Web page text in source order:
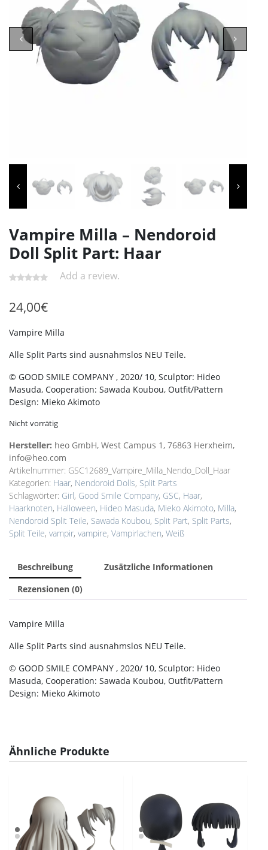
Vampire Milla – Nendoroid
Doll Split Part: Haar
Add a review.
24,00€
Vampire Milla
Alle Split Parts sind ausnahmslos NEU Teile.
© GOOD SMILE COMPANY , 2020/ 10, Sculptor: Hideo
Masuda, Cooperation: Sawada Koubou, Outfit/Pattern
Design: Mieko Akimoto
Nicht vorrätig
Hersteller: heo GmbH, West Campus 1, 76863 Herxheim,
info@heo.com
Artikelnummer: GSC12689_Vampire_Milla_Nendo_Doll_Haar
Kategorien: Haar, Nendoroid Dolls, Split Parts
Schlagwörter: Girl, Good Smile Company, GSC, Haar,
Haarknoten, Halloween, Hideo Masuda, Mieko Akimoto, Milla,
Nendoroid Split Teile, Sawada Koubou, Split Part, Split Parts,
Split Teile, vampir, vampire, Vampirlachen, Weiß
Beschreibung
Zusätzliche Informationen
Rezensionen (0)
Vampire Milla
Alle Split Parts sind ausnahmslos NEU Teile.
© GOOD SMILE COMPANY , 2020/ 10, Sculptor: Hideo
Masuda, Cooperation: Sawada Koubou, Outfit/Pattern
Design: Mieko Akimoto
Ähnliche Produkte